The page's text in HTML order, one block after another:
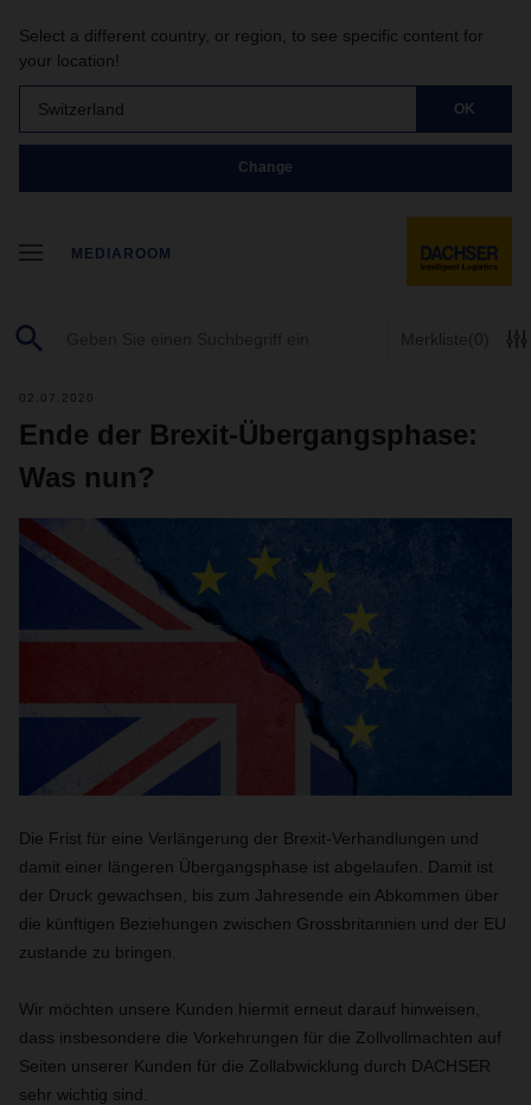
Select a different country, or region, to see specific content for
your location!
Switzerland OK
Change
MEDIAROOM
Merkliste(0)
02.07.2020
Ende der Brexit-Übergangsphase:
Was nun?
Die Frist für eine Verlängerung der Brexit-Verhandlungen und
damit einer längeren Übergangsphase ist abgelaufen. Damit ist
der Druck gewachsen, bis zum Jahresende ein Abkommen über
die künftigen Beziehungen zwischen Grossbritannien und der EU
zustande zu bringen.
Wir möchten unsere Kunden hiermit erneut darauf hinweisen,
dass insbesondere die Vorkehrungen für die Zollvollmachten auf
Seiten unserer Kunden für die Zollabwicklung durch DACHSER
sehr wichtig sind.